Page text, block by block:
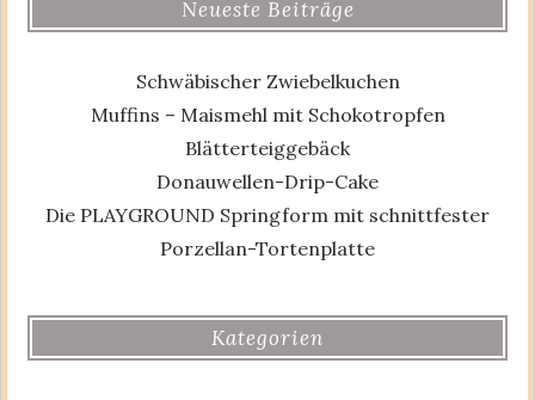
Neueste Beiträge
Schwäbischer Zwiebelkuchen
Muffins – Maismehl mit Schokotropfen
Blätterteiggebäck
Donauwellen-Drip-Cake
Die PLAYGROUND Springform mit schnittfester
Porzellan-Tortenplatte
Kategorien